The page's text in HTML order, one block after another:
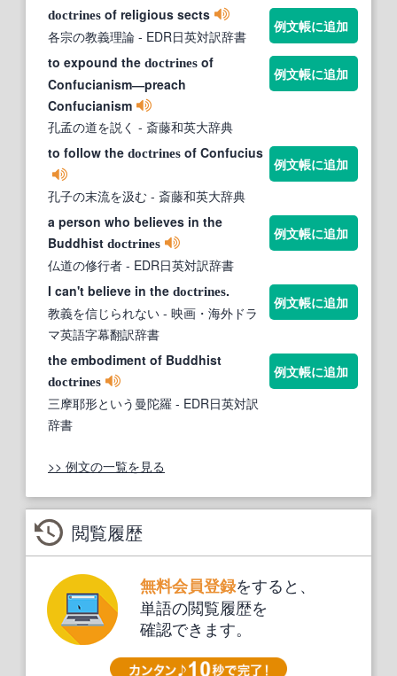
doctrines of religious sects
各宗の教義理論 - EDR日英対訳辞書
例文帳に追加
to expound the doctrines of
Confucianism―preach
Confucianism
孔孟の道を説く - 斎藤和英大辞典
例文帳に追加
to follow the doctrines of Confucius
孔子の末流を汲む - 斎藤和英大辞典
例文帳に追加
a person who believes in the
Buddhist doctrines
仏道の修行者 - EDR日英対訳辞書
例文帳に追加
I can't believe in the doctrines.
教義を信じられない - 映画・海外ドラ
マ英語字幕翻訳辞書
例文帳に追加
the embodiment of Buddhist
doctrines
三摩耶形という曼陀羅 - EDR日英対訳
辞書
例文帳に追加
>> 例文の一覧を見る
閲覧履歴
無料会員登録をすると、
単語の閲覧履歴を
確認できます。